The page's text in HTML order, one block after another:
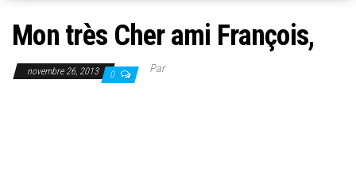
Mon très Cher ami François,
novembre 26, 2013 0 Par